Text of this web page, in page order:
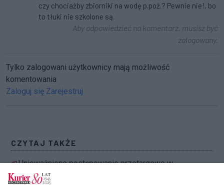
czy chociażby zbiorniki na wodę p.poż.? Pewnie nie!, bo
to tłuki nie szkolone są.
Aby odpowiedzieć na komentarz, musisz być
zalogowany.
Tylko zalogowani użytkownicy mają możliwość
komentowania
Zaloguj się Zarejestruj
CZYTAJ TAKŻE
Unieważniono postępowanie przetargowe w
Zamku. Nowych dziedzińców na razie nie
będzie